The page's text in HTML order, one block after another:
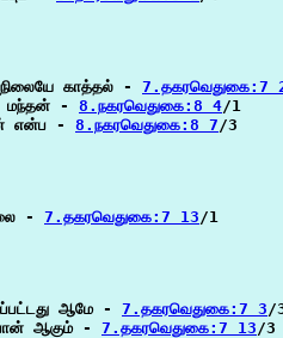
காத்தல் - 7.தகரவெதுகை:7
மந்தன் - 8.நகரவெதுகை:8 4/1
என்ப - 8.நகரவெதுகை:8 7/3
- 7.தகரவெதுகை:7 13/1
ஆமே - 7.தகரவெதுகை:7 3/
ஆகும் - 7.தகரவெதுகை:7 13/3